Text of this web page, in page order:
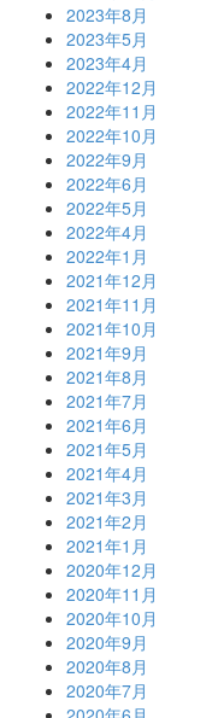
2023年8月
2023年5月
2023年4月
2022年12月
2022年11月
2022年10月
2022年9月
2022年6月
2022年5月
2022年4月
2022年1月
2021年12月
2021年11月
2021年10月
2021年9月
2021年8月
2021年7月
2021年6月
2021年5月
2021年4月
2021年3月
2021年2月
2021年1月
2020年12月
2020年11月
2020年10月
2020年9月
2020年8月
2020年7月